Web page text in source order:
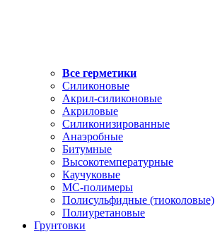
Все герметики
Силиконовые
Акрил-силиконовые
Акриловые
Силиконизированные
Анаэробные
Битумные
Высокотемпературные
Каучуковые
МС-полимеры
Полисульфидные (тиоколовые)
Полиуретановые
Грунтовки